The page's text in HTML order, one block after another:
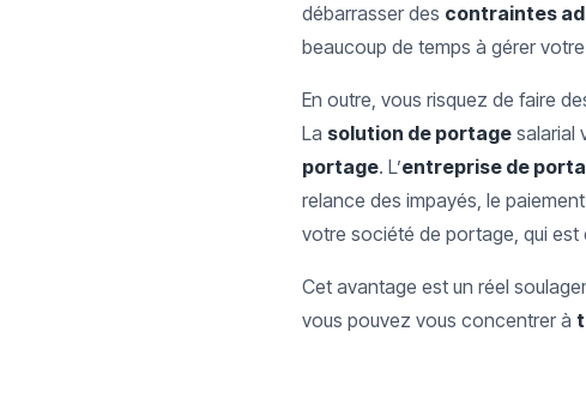
débarrasser des contraintes
beaucoup de temps à gérer
En outre, vous risquez de faire
La solution de portage salarial
portage. L’entreprise de
relance des impayés, le
votre société de portage, qui est
Cet avantage est un réel
vous pouvez vous concentrer à